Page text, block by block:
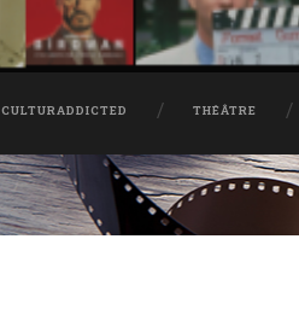
CULTURADDICTED THÉÂTRE